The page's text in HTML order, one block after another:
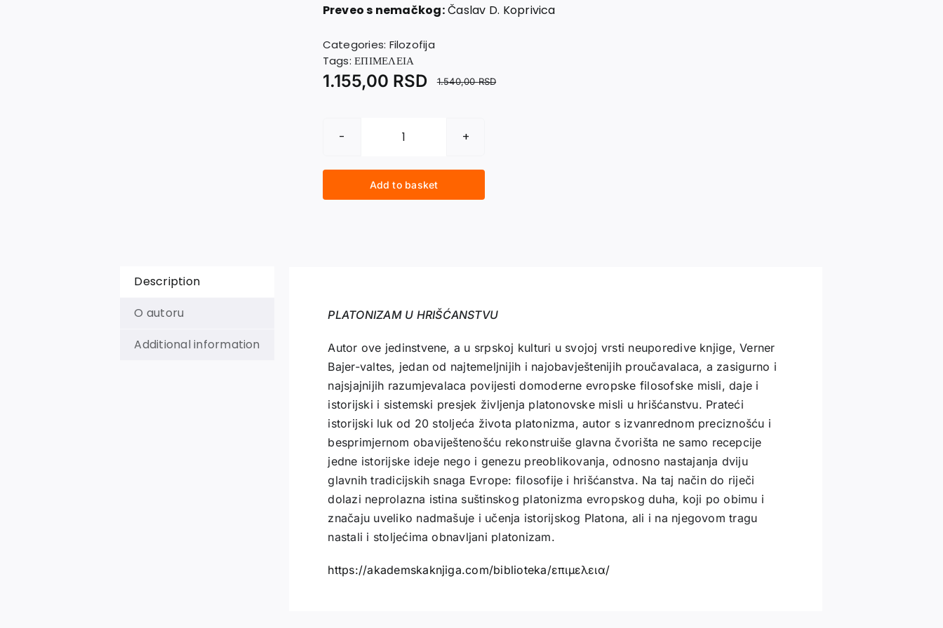
Preveo s nemačkog:Časlav D. Koprivica
Categories: Filozofija
Tags:ΕΠΙΜΕΛΕΙΑ
1.540,00RSD
1.155,00 RSD
PLATONIZAM
HRIŠĆANSTVU
quantity
Add to basket
Description
O autoru
Additional information
PLATONIZAM U HRIŠĆANSTVU
Autor ove jedinstvene, a u srpskoj kulturi u svojoj vrsti neuporedive knjige, Verner
Bajer-valtes, jedan od najtemeljnijih i najobavještenijih proučavalaca, a zasigurno i
najsjajnijih razumjevalaca povijesti domoderne evropske filosofske misli, daje i
istorijski i sistemski presjek življenja platonovske misli u hrišćanstvu. Prateći
istorijski luk od 20 stoljeća života platonizma, autor s izvanrednom preciznošću i
besprimjernom obaviještenošću rekonstruiše glavna čvorišta ne samo recepcije
jedne istorijske ideje nego i genezu preoblikovanja, odnosno nastajanja dviju
glavnih tradicijskih snaga Evrope: filosofije i hrišćanstva. Na taj način do riječi
dolazi neprolazna istina suštinskog platonizma evropskog duha, koji po obimu i
značaju uveliko nadmašuje i učenja istorijskog Platona, ali i na njegovom tragu
nastali i stoljećima obnavljani platonizam.
https://akademskaknjiga.com/biblioteka/επιμελεια/